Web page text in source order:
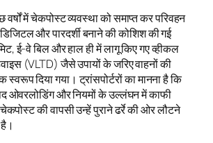
में चेकपोस्ट व्यवस्था को समाप्त कर परिवहन
और पारदर्शी बनाने की कोशिश की गई
ई-वे बिल और हाल ही में लागू किए गए व्हीकल
(VLTD) जैसे उपायों के जरिए वाहनों की
स्वरूप दिया गया। ट्रांसपोर्टरों का मानना है कि
ओवरलोडिंग और नियमों के उल्लंघन में काफी
की वापसी उन्हें पुराने ढर्रे की ओर लौटने